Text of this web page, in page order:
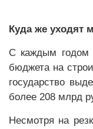
Куда же уходят
С каждым годом
бюджета на
государство
более 208 млрд
Несмотря на